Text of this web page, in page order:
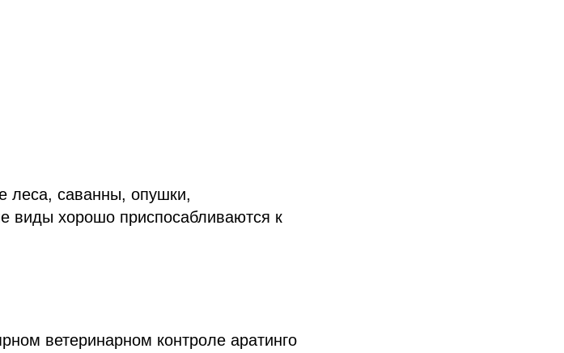
леса, саванны, опушки,
виды хорошо приспосабливаются к
ветеринарном контроле аратинго